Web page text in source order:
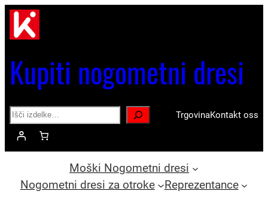
Kupiti nogometni dresi
Search TrgovinaKontakt oss
Moški Nogometni dresi
Nogometni dresi za otroke
Reprezentance